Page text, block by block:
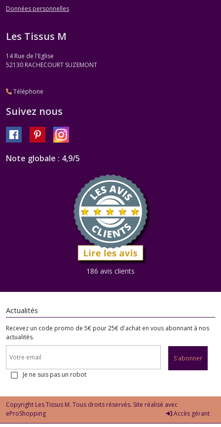
Données personnelles
Les Tissus M
14 Rue de l'Eglise
52130 RACHECOURT SUZEMONT
Téléphone
Suivez nous
Note globale : 4,9/5
186 avis clients
Actualités
Recevez un code promo de 5€ pour 25€ d'achat en vous abonnant à nos
actualités.
S'abonner
Je ne suis pas un robot
Copyright Les Tissus M. Tous droits réservés. Site réalisé avec
eProShopping
Accès gérant